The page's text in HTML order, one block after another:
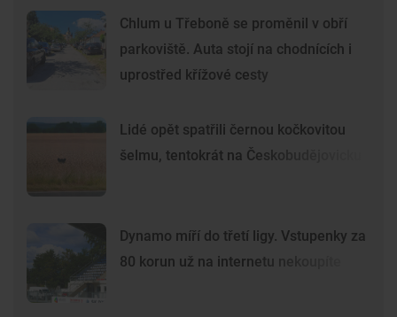
Chlum u Třeboně se proměnil v obří
parkoviště. Auta stojí na chodnících i
uprostřed křížové cesty
Lidé opět spatřili černou kočkovitou
šelmu, tentokrát na Českobudějovicku
Dynamo míří do třetí ligy. Vstupenky za
80 korun už na internetu nekoupíte